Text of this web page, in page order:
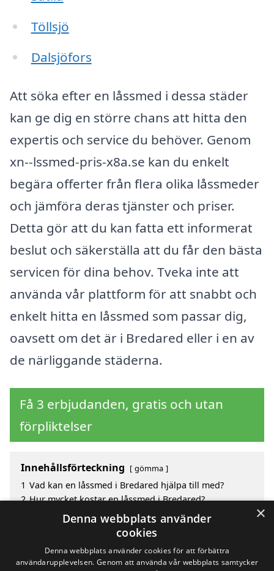
Töllsjö
Dalsjöfors
Att söka efter en låssmed i dessa städer
kan ge dig en större chans att hitta den
expertis och service du behöver. Genom
xn--lssmed-pris-x8a.se kan du enkelt
begära offerter från flera olika låssmeder
och jämföra deras tjänster och priser.
Detta gör att du kan fatta ett informerat
beslut och säkerställa att du får den bästa
servicen för dina behov. Tveka inte att
använda vår plattform för att snabbt och
enkelt hitta en låssmed som passar dig,
oavsett om det är i Bredared eller i en av
de närliggande städerna.
Få 3 erbjudanden, gratis och utan
förpliktelser
Innehållsförteckning gömma
1 Vad kan en låssmed i Bredared hjälpa till med?
2 Hur mycket kostar en låssmed i Bredared?
Fördelar med att välja låssmed i Bredared
Sök efter en skicklig låssmed i de omgivande
×
Denna webbplats använder
cookies
Denna webbplats använder cookies för att förbättra
användarupplevelsen. Genom att använda vår webbplats samtycker